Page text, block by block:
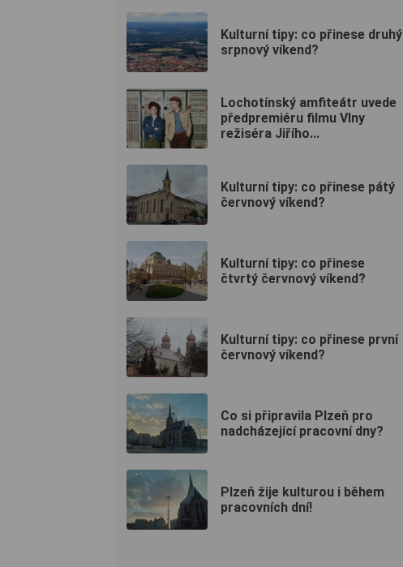
Kulturní tipy: co přinese druhý
srpnový víkend?
Lochotínský amfiteátr uvede
předpremiéru filmu Vlny
režiséra Jiřího...
Kulturní tipy: co přinese pátý
červnový víkend?
Kulturní tipy: co přinese
čtvrtý červnový víkend?
Kulturní tipy: co přinese první
červnový víkend?
Co si připravila Plzeň pro
nadcházející pracovní dny?
Plzeň žije kulturou i během
pracovních dní!